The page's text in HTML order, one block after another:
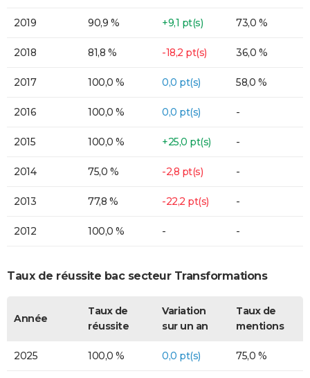
2019 90,9 % +9,1 pt(s) 73,0 %
2018 81,8 % -18,2 pt(s) 36,0 %
2017 100,0 % 0,0 pt(s) 58,0 %
2016 100,0 % 0,0 pt(s) -
2015 100,0 % +25,0 pt(s) -
2014 75,0 % -2,8 pt(s) -
2013 77,8 % -22,2 pt(s) -
2012 100,0 % - -
Taux de réussite bac secteur Transformations
Année
Taux de
réussite
Variation
sur un an
Taux de
mentions
2025 100,0 % 0,0 pt(s) 75,0 %